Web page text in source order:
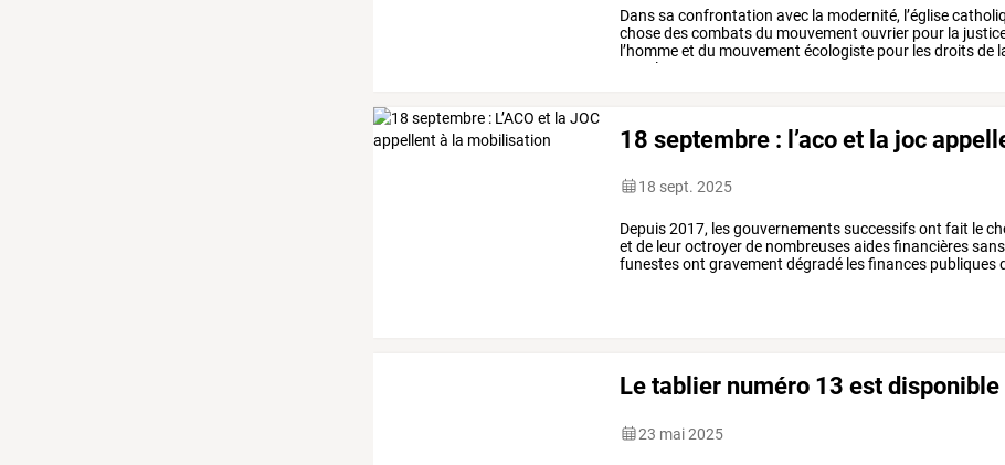
Danssa confrontation avec la modernité, l’église
chosedescombatsdu mouvement ouvrier pour la
l’hommeet du mouvement écologiste pour lesdroitsde
le
18 septembre : l’aco et la joc
18 sept. 2025
Depuis2017, lesgouvernementssuccessifsont fait le
et de leuroctroyerde nombreusesaidesfinancièressans
funestesont gravement dégradé lesfinances publiques
Le tablier numéro 13 est disponible
23 mai 2025